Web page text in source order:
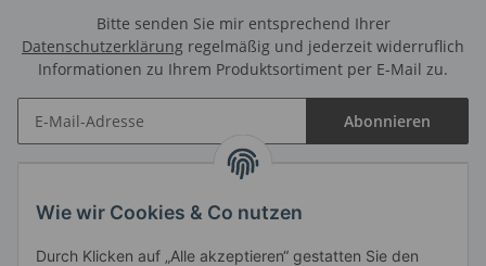
Bitte senden Sie mir entsprechend Ihrer
Datenschutzerklärung regelmäßig und jederzeit widerruflich
Informationen zu Ihrem Produktsortiment per E-Mail zu.
Abonnieren
Informationen
Gesetzliche Informationen
Wie wir Cookies & Co nutzen
Durch Klicken auf „Alle akzeptieren“ gestatten Sie den